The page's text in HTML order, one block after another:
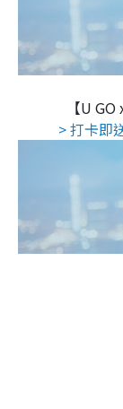
【U
> 打卡即